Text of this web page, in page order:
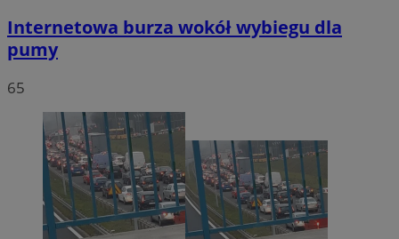
Internetowa burza wokół wybiegu dla
pumy
65